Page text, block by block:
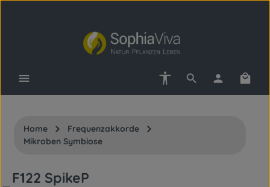
Zum Hauptinhalt springen
Werkzeugleiste anzeigen
Home
Frequenzakkorde
Mikroben Symbiose
F122 SpikeP